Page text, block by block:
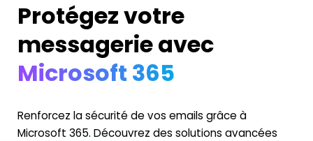
Protégez votre
messagerie avec
Microsoft 365
Renforcez la sécurité de vos emails grâce à
Microsoft 365. Découvrez des solutions avancées